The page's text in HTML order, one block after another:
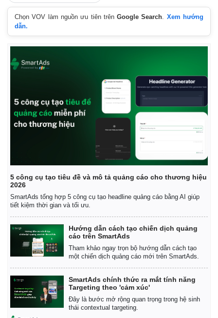
Thế giới
Quan sát
Chọn VOV làm nguồn ưu tiên trênGoogle Search. Xem hướng
dẫn.
5 công cụ tạo tiêu đề và mô tả quảng cáo cho thương hiệu
2026
SmartAds tổng hợp 5 công cụ tạo headline quảng cáo bằng AI giúp
tiết kiệm thời gian và tối ưu.
Hướng dẫn cách tạo chiến dịch quảng
cáo trên SmartAds
Tham khảo ngay trọn bộ hướng dẫn cách tạo
một chiến dịch quảng cáo mới trên SmartAds.
SmartAds chính thức ra mắt tính năng
Targeting theo 'cảm xúc'
Đây là bước mở rộng quan trọng trong hệ sinh
thái contextual targeting.